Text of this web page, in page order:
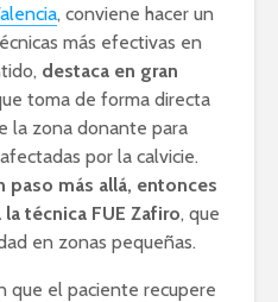
, conviene hacer un
más efectivas en
destaca en gran
toma de forma directa
la zona donante para
por la calvicie.
paso más allá, entonces
técnica FUE Zafiro, que
en zonas pequeñas.
que el paciente recupere